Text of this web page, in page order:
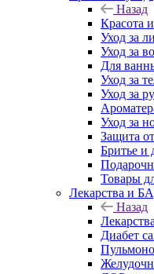
Назад
Красота
Уход за
Уход за
Для
Уход за
Уход за
Уход за
Защита
Бритье и
Товары
Лекарства и
Назад
Диабет